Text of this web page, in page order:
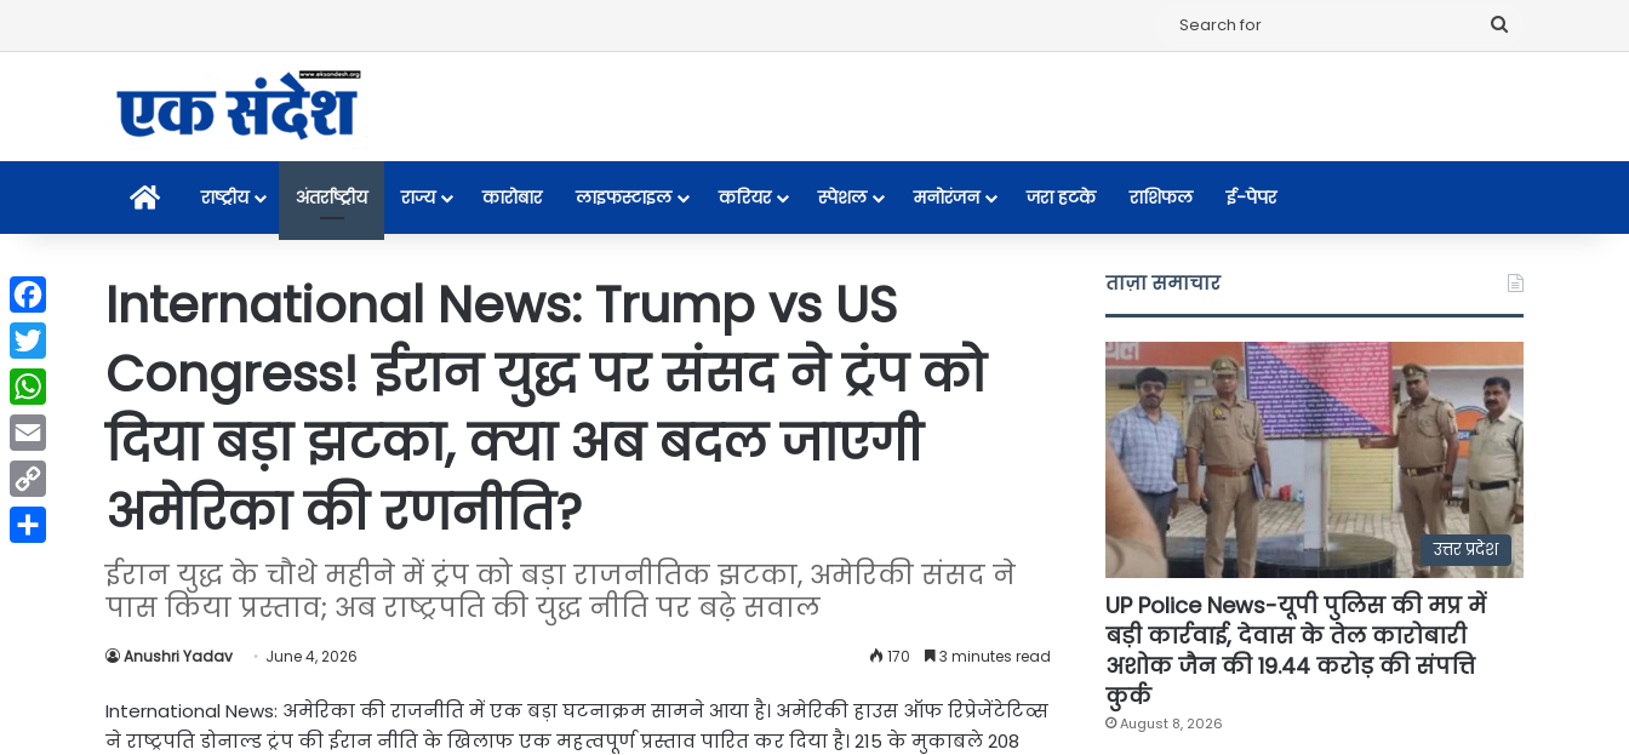
Homeराष्ट्रीय अंतर्राष्ट्रीय राज्य कारोबार लाइफस्टाइल करियर स्पेशल मनोरंजन जरा हटके राशिफल ई-पेपर
International News: Trump vs US
Congress! ईरान युद्ध पर संसद ने ट्रंप को
दिया बड़ा झटका, क्या अब बदल जाएगी
अमेरिका की रणनीति?
ईरान युद्ध के चौथे महीने में ट्रंप को बड़ा राजनीतिक झटका, अमेरिकी संसद ने
पास किया प्रस्ताव; अब राष्ट्रपति की युद्ध नीति पर बढ़े सवाल
Anushri Yadav June 4, 2026 170 3 minutes read
International News: अमेरिका की राजनीति में एक बड़ा घटनाक्रम सामने आया है। अमेरिकी हाउस ऑफ रिप्रेजेंटेटिव्स
ने राष्ट्रपति डोनाल्ड ट्रंप की ईरान नीति के खिलाफ एक महत्वपूर्ण प्रस्ताव पारित कर दिया है। 215 के मुकाबले 208
ताज़ा समाचार
उत्तर प्रदेश
UP Police News-यूपी पुलिस की मप्र में
बड़ी कार्रवाई, देवास के तेल कारोबारी
अशोक जैन की 19.44 करोड़ की संपत्ति
कुर्क
August 8, 2026
Facebook
Twitter
WhatsApp
Email
Copy
Link